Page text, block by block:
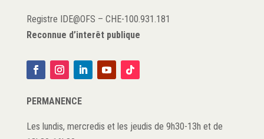
Registre IDE@OFS – CHE-100.931.181
Reconnue d’interêt publique
PERMANENCE
Les lundis, mercredis et les jeudis de 9h30-13h et de